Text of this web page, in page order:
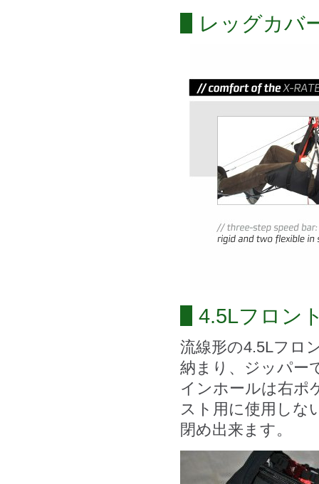
レッグカバ
4.5Lフロン
流線形の4.5Lフロ
納まり、ジッパー
インホールは右ポ
スト用に使用しな
閉め出来ます。